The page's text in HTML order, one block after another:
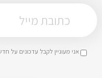
אני מעוניין לקבל עדכונים על